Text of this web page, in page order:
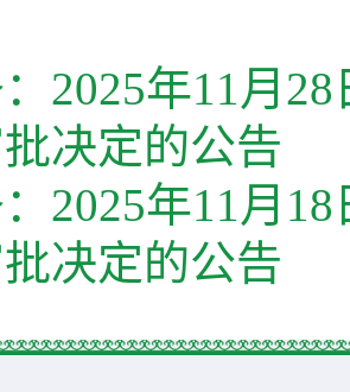
2025年11月
决定的公告
2025年11月
决定的公告